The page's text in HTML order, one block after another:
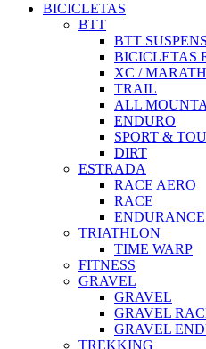
BICICLETAS
BTT
BTT
BICICLETAS
XC /
TRAIL
ALL
ENDURO
SPORT &
DIRT
ESTRADA
RACE AERO
RACE
ENDURANCE
TRIATHLON
TIME WARP
FITNESS
GRAVEL
GRAVEL
GRAVEL
GRAVEL
TREKKING